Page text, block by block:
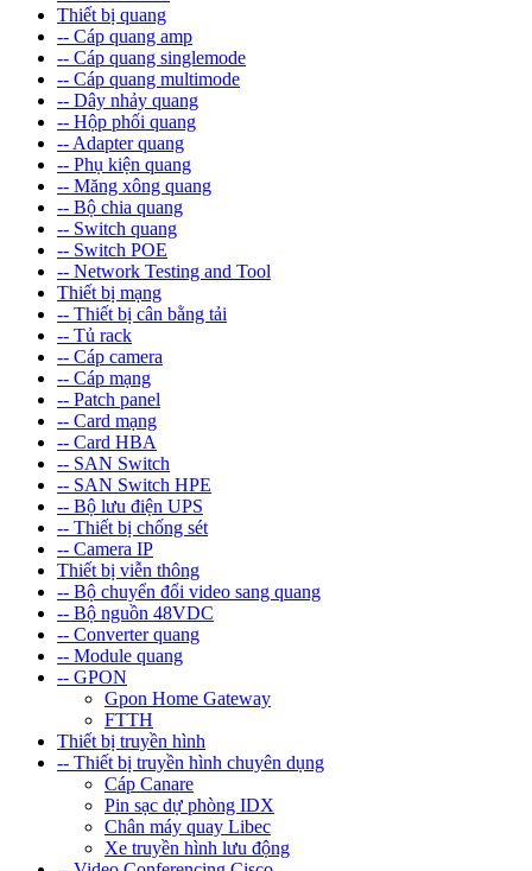
Thiết bị quang
-- Cáp quang amp
-- Cáp quang singlemode
-- Cáp quang multimode
-- Dây nhảy quang
-- Hộp phối quang
-- Adapter quang
-- Phụ kiện quang
-- Măng xông quang
-- Bộ chia quang
-- Switch quang
-- Switch POE
-- Network Testing and Tool
Thiết bị mạng
-- Thiết bị cân bằng tải
-- Tủ rack
-- Cáp camera
-- Cáp mạng
-- Patch panel
-- Card mạng
-- Card HBA
-- SAN Switch
-- SAN Switch HPE
-- Bộ lưu điện UPS
-- Thiết bị chống sét
-- Camera IP
Thiết bị viễn thông
-- Bộ chuyển đổi video sang quang
-- Bộ nguồn 48VDC
-- Converter quang
-- Module quang
-- GPON
Gpon Home Gateway
FTTH
Thiết bị truyền hình
-- Thiết bị truyền hình chuyên dụng
Cáp Canare
Pin sạc dự phòng IDX
Chân máy quay Libec
Xe truyền hình lưu động